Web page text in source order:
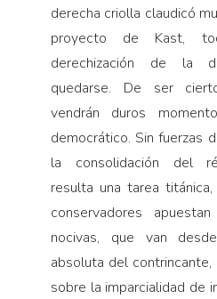
derecha criolla claudicó
proyecto de Kast,
derechización de la
quedarse. De ser
vendrán duros
democrático. Sin fuerzas
la consolidación del
resulta una tarea
conservadores
nocivas, que van
absoluta del
sobre la imparcialidad de